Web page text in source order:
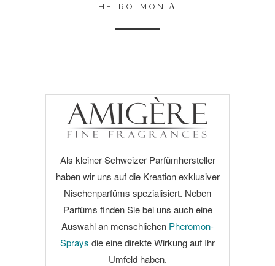
HE-RO-MON Α
Als kleiner Schweizer Parfümhersteller
haben wir uns auf die Kreation exklusiver
Nischenparfüms spezialisiert. Neben
Parfüms finden Sie bei uns auch eine
Auswahl an menschlichen Pheromon-
Sprays die eine direkte Wirkung auf Ihr
Umfeld haben.